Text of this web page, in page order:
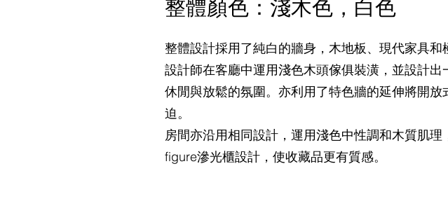
整體顏色：淺木色，白色
整體設計採用了純白的牆身，木地板、現代家具和
設計師在客廳中運用淺色木頭傢俱裝潢，並設計
休閒與放鬆的氛圍。亦利用了特色牆的延伸將開
迫。
房間亦沿用相同設計，運用淺色中性調和木質肌
figure滲光櫃設計，使收藏品更有質感。